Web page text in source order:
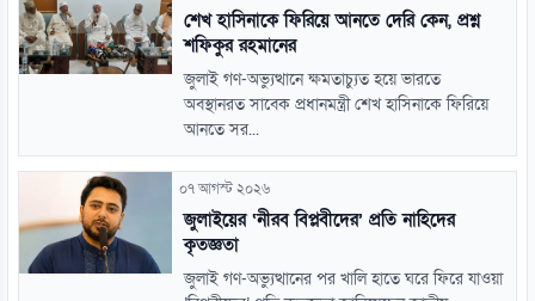
শেখ হাসিনাকে ফিরিয়ে আনতে দেরি কেন, প্রশ্ন
শফিকুর রহমানের
জুলাই গণ-অভ্যুত্থানে ক্ষমতাচ্যুত হয়ে ভারতে
অবস্থানরত সাবেক প্রধানমন্ত্রী শেখ হাসিনাকে ফিরিয়ে
আনতে সর...
০৭ আগস্ট ২০২৬
জুলাইয়ের ‘নীরব বিপ্লবীদের’ প্রতি নাহিদের
কৃতজ্ঞতা
জুলাই গণ-অভ্যুত্থানের পর খালি হাতে ঘরে ফিরে যাওয়া